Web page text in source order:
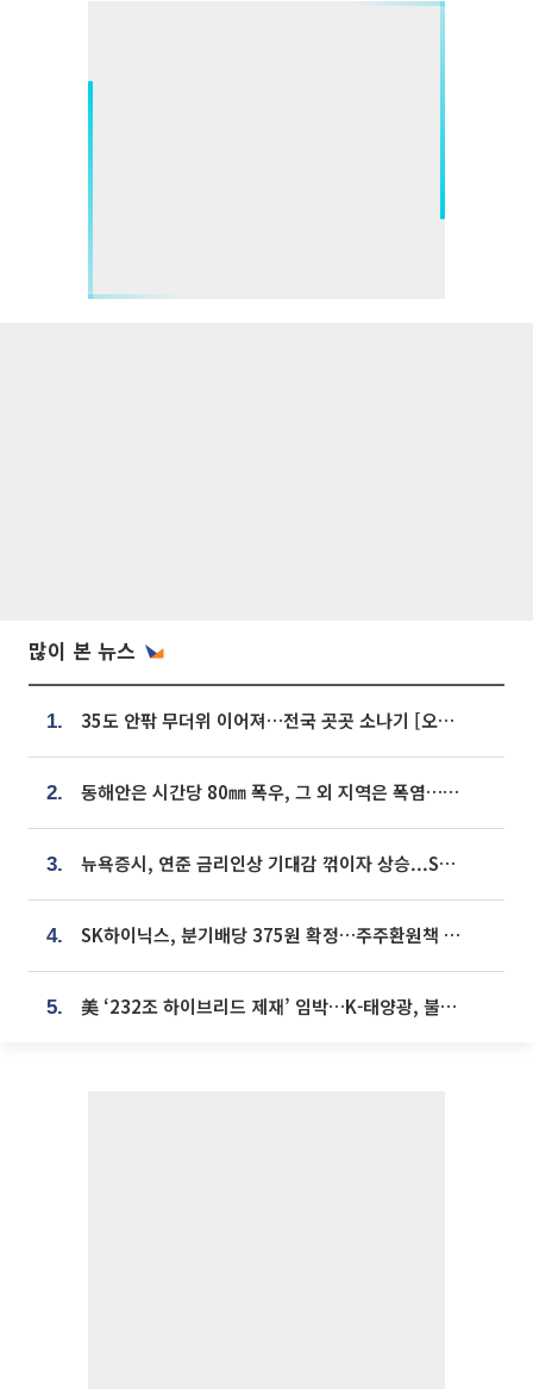
많이 본 뉴스
1. 35도 안팎 무더위 이어져…전국 곳곳 소나기 [오늘 날씨]
2. 동해안은 시간당 80㎜ 폭우, 그 외 지역은 폭염…‘극과 극 날씨’
3. 뉴욕증시, 연준 금리인상 기대감 꺾이자 상승...S&P500 사상 최고치 [종합]
4. SK하이닉스, 분기배당 375원 확정…주주환원책 9월로 앞당겨 발표
5. 美 ‘232조 하이브리드 제재’ 임박…K-태양광, 불확실성 털고 날개 다나